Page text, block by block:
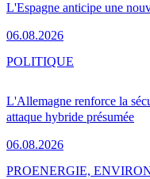
L'Espagne anticipe une
06.08.2026
L'Allemagne renforce la
attaque hybride présumée
06.08.2026
POLITIQUE
PROENERGIE,